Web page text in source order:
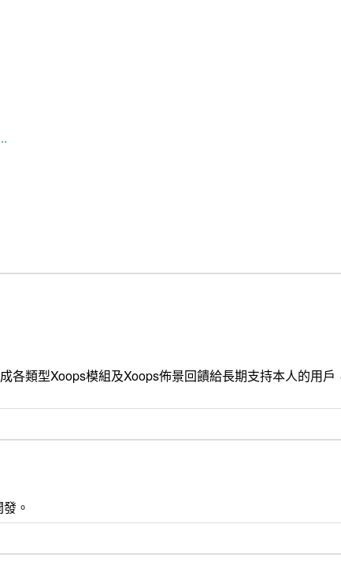
各類型Xoops模組及Xoops佈景回饋給長期支持本人的用戶
。